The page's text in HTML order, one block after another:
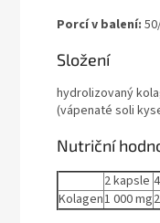
Porcí v balení:
Složení
hydrolizovaný
(vápenaté soli
Nutriční
2 kapsle
Kolagen1 000 mg